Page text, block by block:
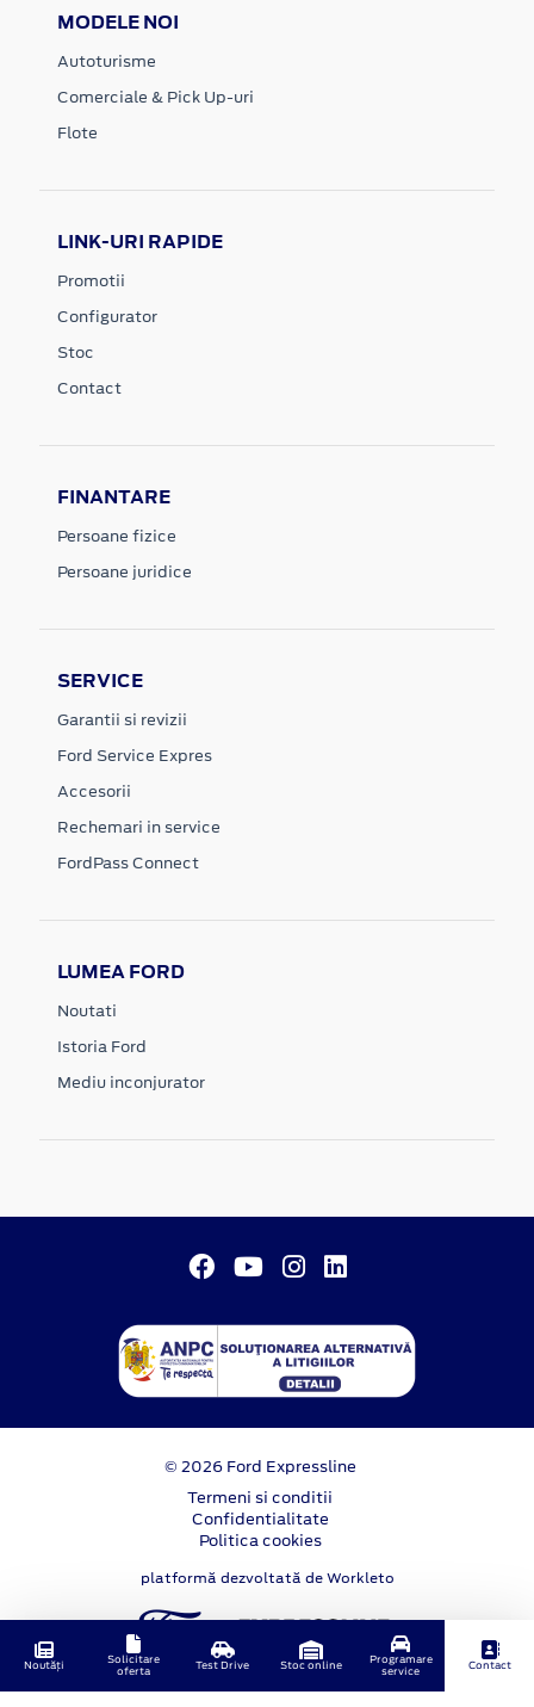
MODELE NOI
Autoturisme
Comerciale & Pick Up-uri
Flote
LINK-URI RAPIDE
Promotii
Configurator
Stoc
Contact
FINANTARE
Persoane fizice
Persoane juridice
SERVICE
Garantii si revizii
Ford Service Expres
Accesorii
Rechemari in service
FordPass Connect
LUMEA FORD
Noutati
Istoria Ford
Mediu inconjurator
© 2026 Ford Expressline
Termeni si conditii
Confidentialitate
Politica cookies
platformă dezvoltată de Workleto
Noutăți
Solicitare
oferta
Test Drive Stoc online
Programare
service
Contact